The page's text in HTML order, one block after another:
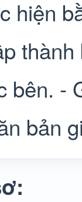
hiện
bên. -
bản